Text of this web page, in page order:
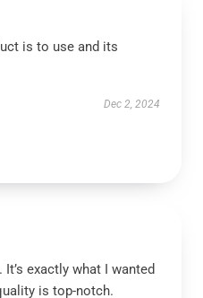
is to use and its
Dec 2, 2024
exactly what I wanted
is top-notch.